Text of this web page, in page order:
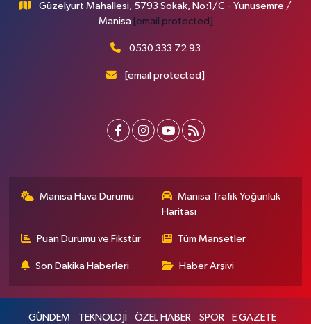
Güzelyurt Mahallesi, 5793 Sokak, No:1/C - Yunusemre /
Manisa [email protected]
0530 333 72 93
[email protected]
Manisa Hava Durumu
Manisa Trafik Yoğunluk
Haritası
Puan Durumu ve Fikstür Tüm Manşetler
Son Dakika Haberleri Haber Arşivi
GÜNDEM TEKNOLOJİ ÖZEL HABER SPOR E GAZETE